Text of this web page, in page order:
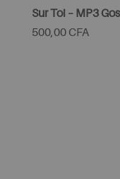
Sur Toi – MP3
500,00 CFA